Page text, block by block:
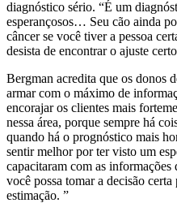
diagnóstico sério. “É um
esperançosos… Seu cão ainda
câncer se você tiver a pessoa
desista de encontrar o ajuste
Bergman acredita que os donos
armar com o máximo de
encorajar os clientes mais
nessa área, porque sempre há
quando há o prognóstico mais
sentir melhor por ter visto um
capacitaram com as informações
você possa tomar a decisão
estimação. ”